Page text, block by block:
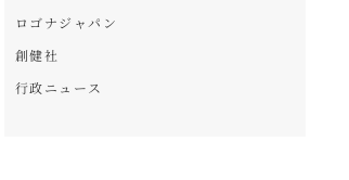
ロゴナジャパン
創健社
行政ニュース